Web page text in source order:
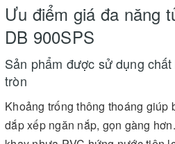
Ưu điểm giá đa năng
DB 900SPS
Sản phẩm được sử dụng
tròn
Khoảng trống thông thoáng giúp
dắp xếp ngăn nắp, gọn gàng